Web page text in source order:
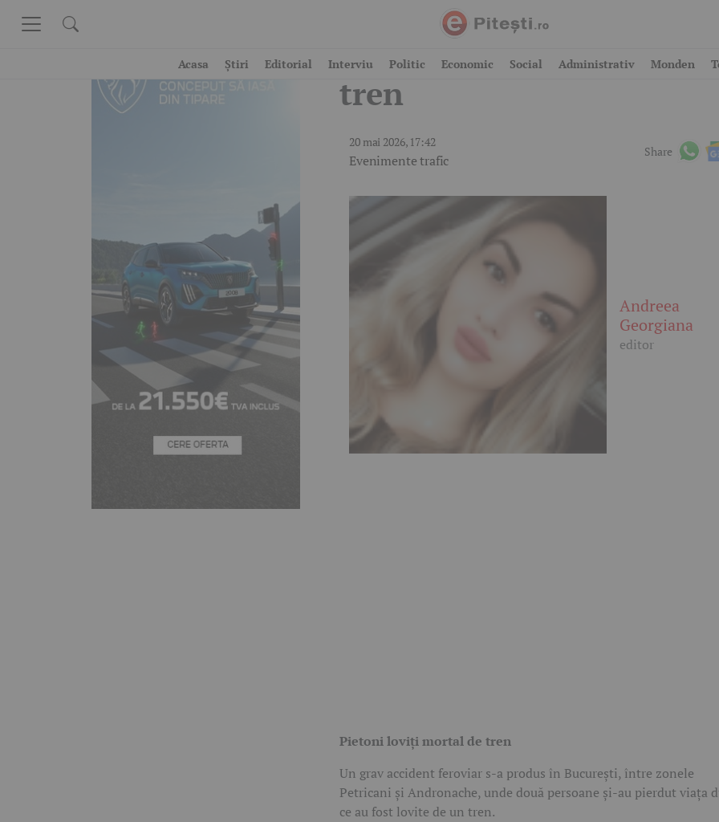
Acasa Știri Editorial Interviu Politic Economic Social Administrativ Monden
Pietoni loviți mortal de
tren
20 mai 2026, 17:42
Evenimente trafic
Share
Andreea
Georgiana
editor
Pietoni loviți mortal de tren
Un grav accident feroviar s-a produs în București, între zonele
Petricani și Andronache, unde două persoane și-au pierdut viața
ce au fost lovite de un tren.